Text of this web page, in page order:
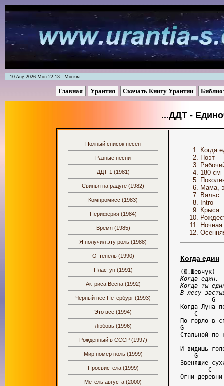
10 Aug 2026 Mon 22:13 - Москва
Главная Урантия Скачать Книгу Урантии
...ДДТ -
Полный список песен
Разные песни
ДДТ-1 (1981)
Свинья на радуге (1982)
Компромисс (1983)
Периферия (1984)
Время (1985)
Я получил эту роль (1988)
Оттепель (1990)
Пластун (1991)
Актриса Весна (1992)
Чёрный пёс Петербург (1993)
Это всё (1994)
Любовь (1996)
Рождённый в СССР (1997)
Мир номер ноль (1999)
Просвистела (1999)
Метель августа (2000)
Когда
Поэт
180 см
Мама,
Вальс
Intro
Крыса
Ночная
Когда един
Когда един,
Когда ты
В лесу
G
Когда Луна
    C
По горло в
G
Стальной по
И видишь
G
Звенящие
        C
Огни